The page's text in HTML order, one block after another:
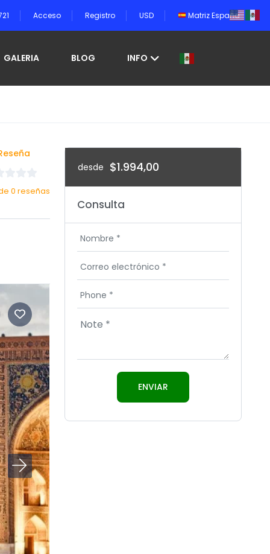
Acceso Registro USD Matriz España
GALERIA BLOG INFO
0 reseñas
desde $1.994,00
Consulta